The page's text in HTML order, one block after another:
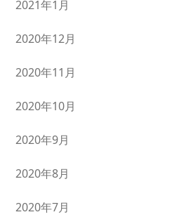
2021年1月
2020年12月
2020年11月
2020年10月
2020年9月
2020年8月
2020年7月